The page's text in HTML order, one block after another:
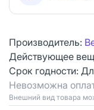
Производитель:
Действующее
Срок годности:
Невозможна
Bнешний вид товара